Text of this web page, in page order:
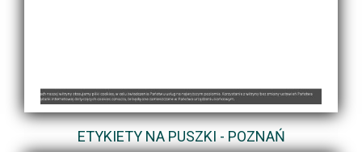
ETYKIETY NA PUSZKI - POZNAŃ